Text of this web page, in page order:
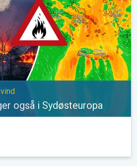
også i Sydøsteuropa